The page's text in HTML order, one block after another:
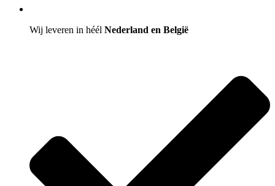
Wij leveren in héél Nederland en België